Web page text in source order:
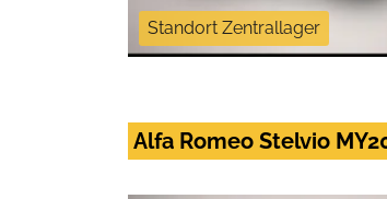
Standort Zentrallager
Alfa Romeo Stelvio